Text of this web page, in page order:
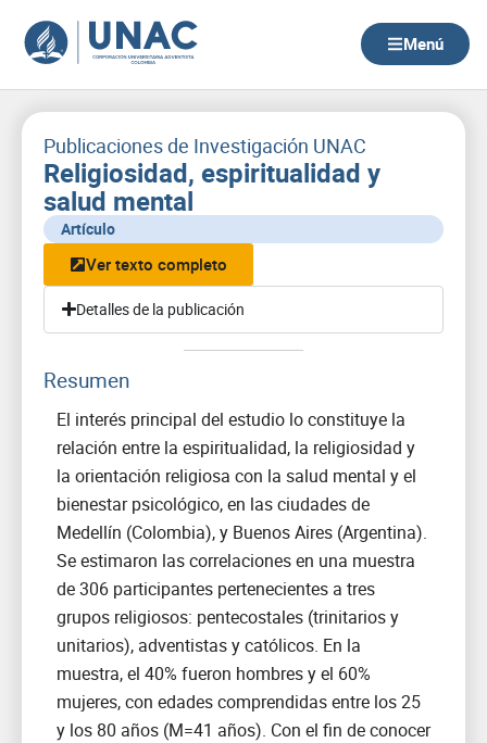
contenido
Menú
Publicaciones de Investigación UNAC
Religiosidad, espiritualidad y
salud mental
Artículo
Ver texto completo
Detalles de la publicación
Resumen
El interés principal del estudio lo constituye la
relación entre la espiritualidad, la religiosidad y
la orientación religiosa con la salud mental y el
bienestar psicológico, en las ciudades de
Medellín (Colombia), y Buenos Aires (Argentina).
Se estimaron las correlaciones en una muestra
de 306 participantes pertenecientes a tres
grupos religiosos: pentecostales (trinitarios y
unitarios), adventistas y católicos. En la
muestra, el 40% fueron hombres y el 60%
mujeres, con edades comprendidas entre los 25
y los 80 años (M=41 años). Con el fin de conocer